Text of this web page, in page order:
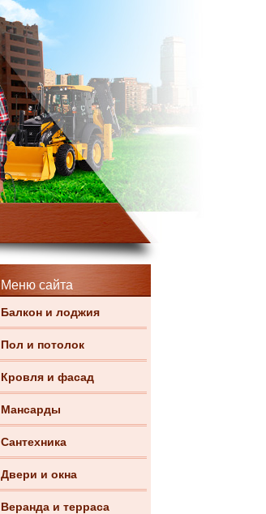
Меню сайта
Балкон и лоджия
Пол и потолок
Кровля и фасад
Мансарды
Сантехника
Двери и окна
Веранда и терраса